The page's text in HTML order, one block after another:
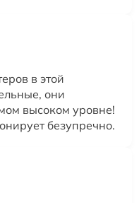
в этой
они
высоком уровне!
безупречно.